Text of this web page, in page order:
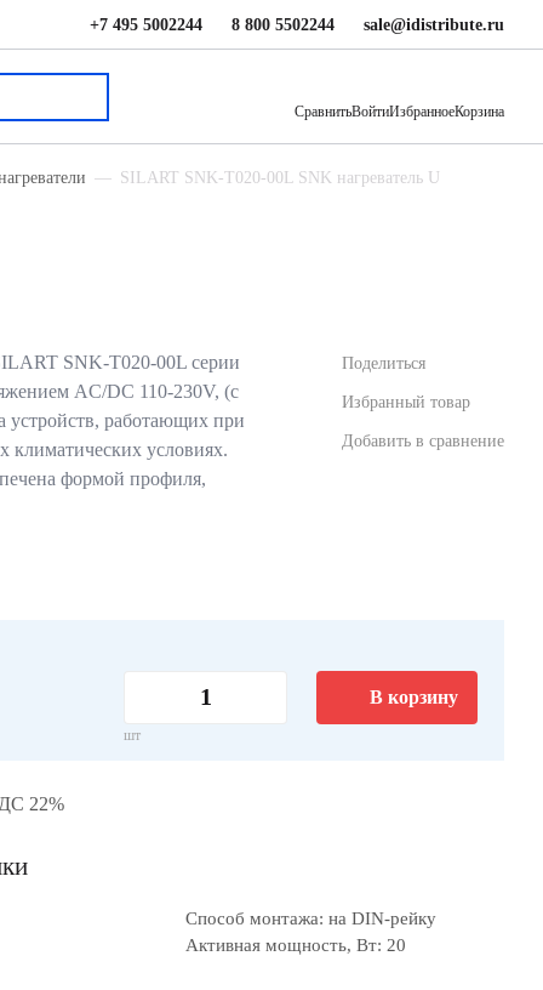
+7 495 5002244 8 800 5502244 sale@idistribute.ru
СравнитьВойтиИзбранноеКорзина
SILART SNK-T020-00L SNK нагреватель U
SNK-T020-00L серии
AC/DC 110-230V, (с
устройств, работающих при
климатических условиях.
формой профиля,
Поделиться
Избранный товар
Добавить в сравнение
шт
В корзину
22%
Способ монтажа: на DIN-рейку
Активная мощность, Вт: 20